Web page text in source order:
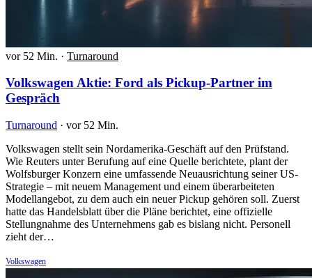
vor 52 Min. · Turnaround
Volkswagen Aktie: Ford als Pickup-Partner im
Gespräch
Turnaround · vor 52 Min.
Volkswagen stellt sein Nordamerika-Geschäft auf den Prüfstand.
Wie Reuters unter Berufung auf eine Quelle berichtete, plant der
Wolfsburger Konzern eine umfassende Neuausrichtung seiner US-
Strategie – mit neuem Management und einem überarbeiteten
Modellangebot, zu dem auch ein neuer Pickup gehören soll. Zuerst
hatte das Handelsblatt über die Pläne berichtet, eine offizielle
Stellungnahme des Unternehmens gab es bislang nicht. Personell
zieht der…
Volkswagen